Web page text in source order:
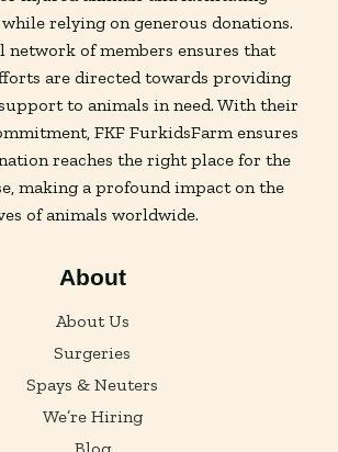
relying on generous donations.
network of members ensures that
are directed towards providing
to animals in need. With their
FKF FurkidsFarm ensures
reaches the right place for the
making a profound impact on the
of animals worldwide.
About
About Us
Surgeries
Spays & Neuters
We’re Hiring